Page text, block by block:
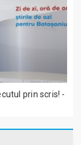
prin scris! -